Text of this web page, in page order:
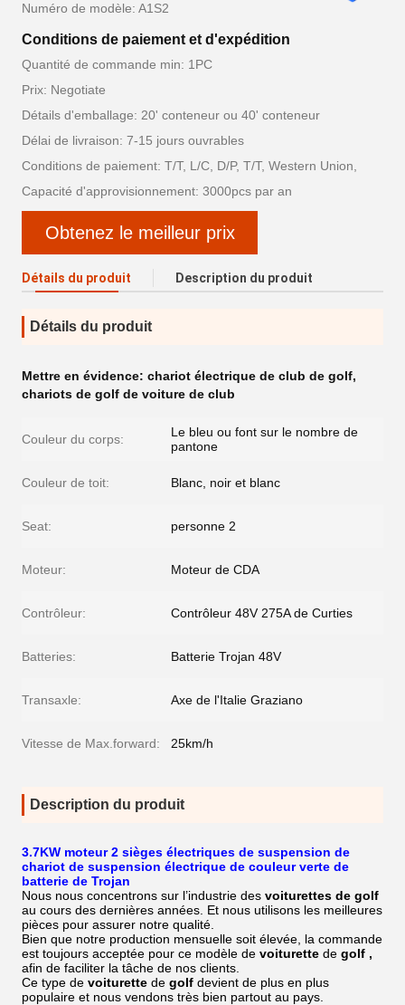
Numéro de modèle: A1S2
Conditions de paiement et d'expédition
Quantité de commande min: 1PC
Prix: Negotiate
Détails d'emballage: 20' conteneur ou 40' conteneur
Délai de livraison: 7-15 jours ouvrables
Conditions de paiement: T/T, L/C, D/P, T/T, Western Union,
Capacité d'approvisionnement: 3000pcs par an
Obtenez le meilleur prix
Détails du produit Description du produit
Détails du produit
Mettre en évidence: chariot électrique de club de golf,
chariots de golf de voiture de club
Couleur du corps:
Le bleu ou font sur le nombre de
pantone
Couleur de toit: Blanc, noir et blanc
Seat: personne 2
Moteur: Moteur de CDA
Contrôleur: Contrôleur 48V 275A de Curties
Batteries: Batterie Trojan 48V
Transaxle: Axe de l'Italie Graziano
Vitesse de Max.forward: 25km/h
Description du produit
3.7KW moteur 2 sièges électriques de suspension de
chariot de suspension électrique de couleur verte de
batterie de Trojan
Nous nous concentrons sur l’industrie des voiturettes de golf
au cours des dernières années. Et nous utilisons les meilleures
pièces pour assurer notre qualité.
Bien que notre production mensuelle soit élevée, la commande
est toujours acceptée pour ce modèle de voiturette de golf ,
afin de faciliter la tâche de nos clients.
Ce type de voiturette de golf devient de plus en plus
populaire et nous vendons très bien partout au pays.